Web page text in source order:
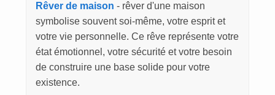
Rêver de maison - rêver d'une maison
symbolise souvent soi-même, votre esprit et
votre vie personnelle. Ce rêve représente votre
état émotionnel, votre sécurité et votre besoin
de construire une base solide pour votre
existence.